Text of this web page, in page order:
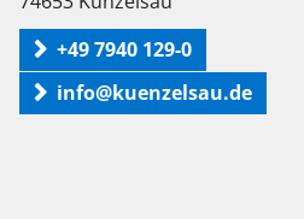
+49 7940 129-0
info@kuenzelsau.de